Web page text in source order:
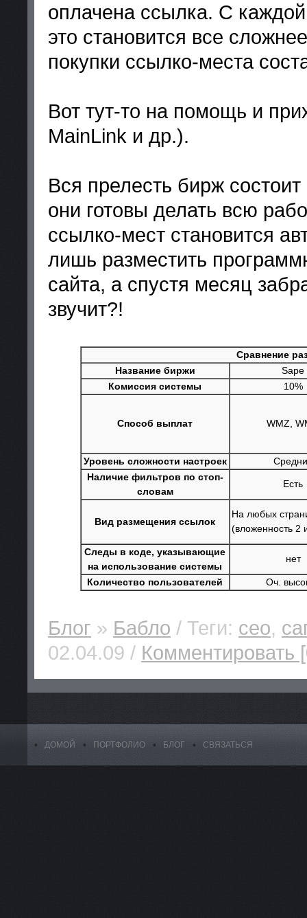
оплачена ссылка. С
это становится все
покупки ссылко-места
Вот тут-то на помощь и
MainLink и др.).
Вся прелесть бирж
они готовы делать всю
ссылко-мест становится
лишь разместить
сайта, а спустя месяц
звучит?!
Сравнение
Название биржи
Sape
Комиссия системы
10%
Способ выплат WMZ,
Уровень сложности настроек
Наличие фильтров по стоп-
словам
Есть
Вид размещения ссылок
На любых
(вложенность 2
Следы в коде, указывающие
на использование системы
нет
Количество пользователей Оч.
Блог » Бабло / Теги: сео,
02.04.09 / Комментировать
ДОМОЙ ПОРТФОЛИО БЛОГ СВЯЗАТЬСЯ